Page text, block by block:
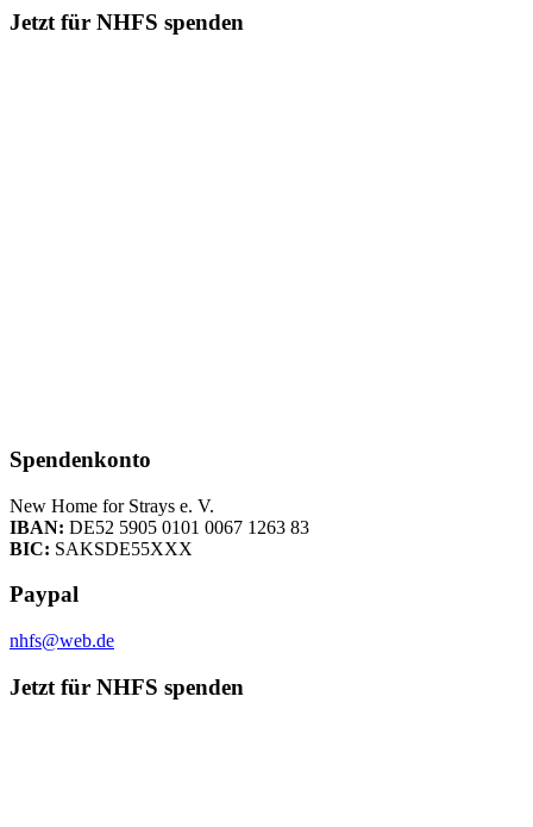
Jetzt für NHFS spenden
Spendenkonto
New Home for Strays e. V.
IBAN: DE52 5905 0101 0067 1263 83
BIC: SAKSDE55XXX
Paypal
nhfs@web.de
Jetzt für NHFS spenden